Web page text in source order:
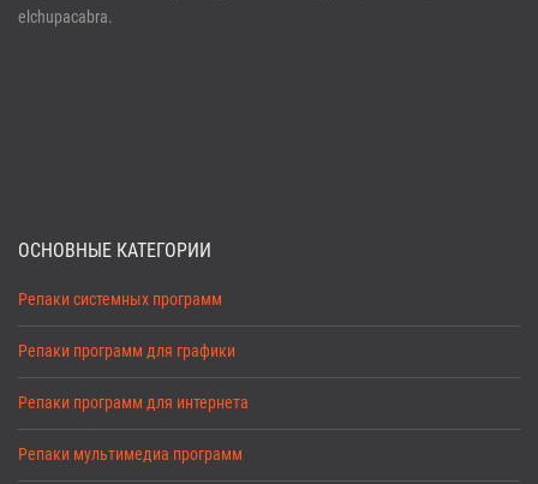
elchupacabra.
ОСНОВНЫЕ КАТЕГОРИИ
Репаки системных программ
Репаки программ для графики
Репаки программ для интернета
Репаки мультимедиа программ